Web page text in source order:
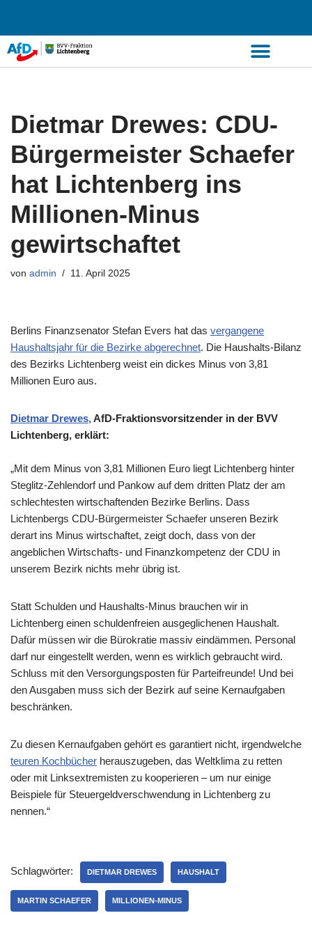
Zum
Inhalt
springen
Dietmar Drewes: CDU-
Bürgermeister Schaefer
hat Lichtenberg ins
Millionen-Minus
gewirtschaftet
von admin 11. April 2025
Berlins Finanzsenator Stefan Evers hat das vergangene
Haushaltsjahr für die Bezirke abgerechnet. Die Haushalts-Bilanz
des Bezirks Lichtenberg weist ein dickes Minus von 3,81
Millionen Euro aus.
Dietmar Drewes,AfD-Fraktionsvorsitzender in der BVV
Lichtenberg, erklärt:
„Mit dem Minus von 3,81 Millionen Euro liegt Lichtenberg hinter
Steglitz-Zehlendorf und Pankow auf dem dritten Platz der am
schlechtesten wirtschaftenden Bezirke Berlins. Dass
Lichtenbergs CDU-Bürgermeister Schaefer unseren Bezirk
derart ins Minus wirtschaftet, zeigt doch, dass von der
angeblichen Wirtschafts- und Finanzkompetenz der CDU in
unserem Bezirk nichts mehr übrig ist.
Statt Schulden und Haushalts-Minus brauchen wir in
Lichtenberg einen schuldenfreien ausgeglichenen Haushalt.
Dafür müssen wir die Bürokratie massiv eindämmen. Personal
darf nur eingestellt werden, wenn es wirklich gebraucht wird.
Schluss mit den Versorgungsposten für Parteifreunde! Und bei
den Ausgaben muss sich der Bezirk auf seine Kernaufgaben
beschränken.
Zu diesen Kernaufgaben gehört es garantiert nicht, irgendwelche
teuren Kochbücher herauszugeben, das Weltklima zu retten
oder mit Linksextremisten zu kooperieren – um nur einige
Beispiele für Steuergeldverschwendung in Lichtenberg zu
nennen.“
Schlagwörter: DIETMAR DREWES HAUSHALT
MARTIN SCHAEFER MILLIONEN-MINUS